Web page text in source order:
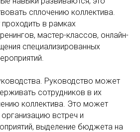
сплочению коллектива.
в рамках
мастер-классов, онлайн-
специализированных
Руководство может
сотрудников в их
коллектива. Это может
встреч и
выделение бюджета на